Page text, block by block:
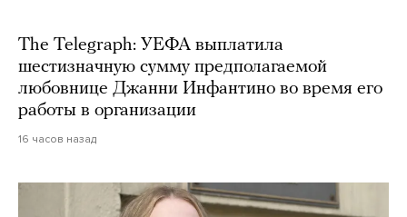
The Telegraph: УЕФА выплатила
шестизначную сумму предполагаемой
любовнице Джанни Инфантино во время его
работы в организации
16 часов назад